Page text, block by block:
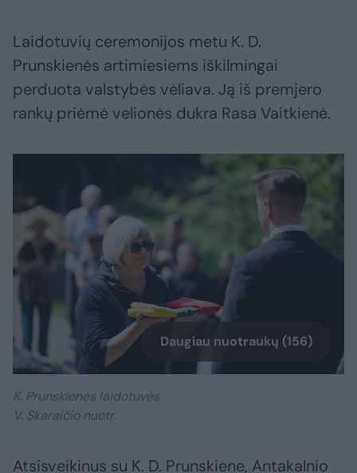
Laidotuvių ceremonijos metu K. D.
Prunskienės artimiesiems iškilmingai
perduota valstybės vėliava. Ją iš premjero
rankų priėmė velionės dukra Rasa Vaitkienė.
Daugiau nuotraukų (156)
K. Prunskienės laidotuvės
V. Skaraičio nuotr.
Atsisveikinus su K. D. Prunskiene, Antakalnio